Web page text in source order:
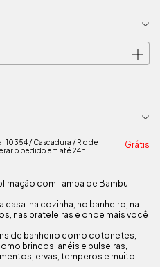
ALTERAR CEP
10354 / Cascadura / Rio de
o pedido em até 24h.
Grátis
com Tampa de Bambu
na cozinha, no banheiro, na
nas prateleiras e onde mais você
de banheiro como cotonetes,
brincos, anéis e pulseiras,
ervas, temperos e muito